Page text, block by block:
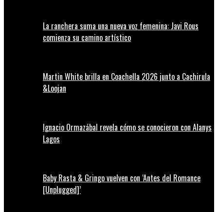
La ranchera suma una nueva voz femenina: Javi Rous
comienza su camino artístico
Martin White brilla en Coachella 2026 junto a Cachirula
&Loojan
Ignacio Ormazábal revela cómo se conocieron con Alanys
Lagos
Baby Rasta & Gringo vuelven con ‘Antes del Romance
[Unplugged]’